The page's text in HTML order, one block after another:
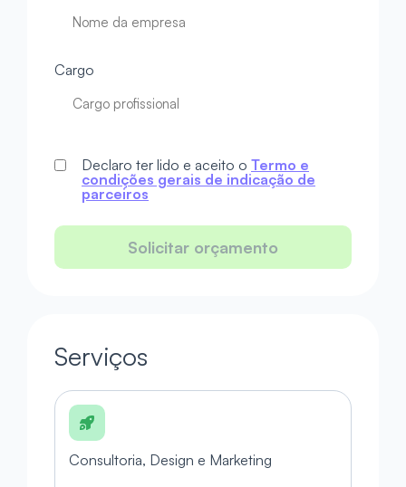
Cargo
Declaro ter lido e aceito o Termo e
condições gerais de indicação de
parceiros
Solicitar orçamento
Serviços
Consultoria, Design e Marketing